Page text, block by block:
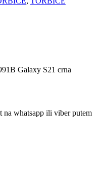
Galaxy S21 crna
na whatsapp ili viber putem